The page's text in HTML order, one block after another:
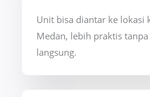
Unit bisa diantar ke lokasi
Medan, lebih praktis
langsung.